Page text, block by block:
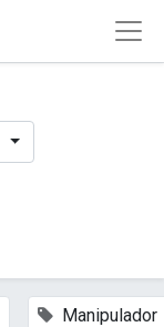
Manipulador